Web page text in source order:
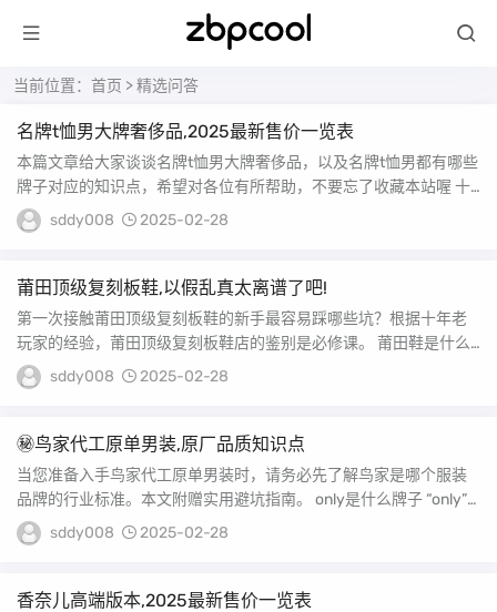
当前位置： 首页 >精选问答
名牌t恤男大牌奢侈品,2025最新售价一览表
本篇文章给大家谈谈名牌t恤男大牌奢侈品，以及名牌t恤男都有哪些
牌子对应的知识点，希望对各位有所帮助，不要忘了收藏本站喔 十
大奢侈品T恤都...
sddy008 2025-02-28
莆田顶级复刻板鞋,以假乱真太离谱了吧!
第一次接触莆田顶级复刻板鞋的新手最容易踩哪些坑？根据十年老
玩家的经验，莆田顶级复刻板鞋店的鉴别是必修课。 莆田鞋是什么
意思? 1、“鞋子...
sddy008 2025-02-28
㊙️鸟家代工原单男装,原厂品质知识点
当您准备入手鸟家代工原单男装时，请务必先了解鸟家是哪个服装
品牌的行业标准。本文附赠实用避坑指南。 only是什么牌子 “only”
指的是...sddy008 2025-02-28
香奈儿高端版本,2025最新售价一览表